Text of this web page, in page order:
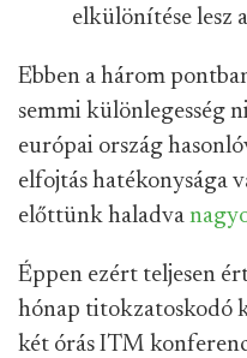
elkülönítése lesz
Ebben a három
semmi különlegesség
európai ország
elfojtás hatékonysága
előttünk haladva
Éppen ezért teljesen
hónap titokzatoskodó
két órás ITM